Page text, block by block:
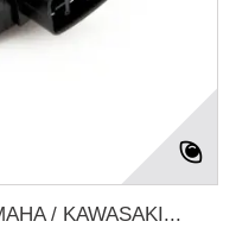
/ KAWASAKI...